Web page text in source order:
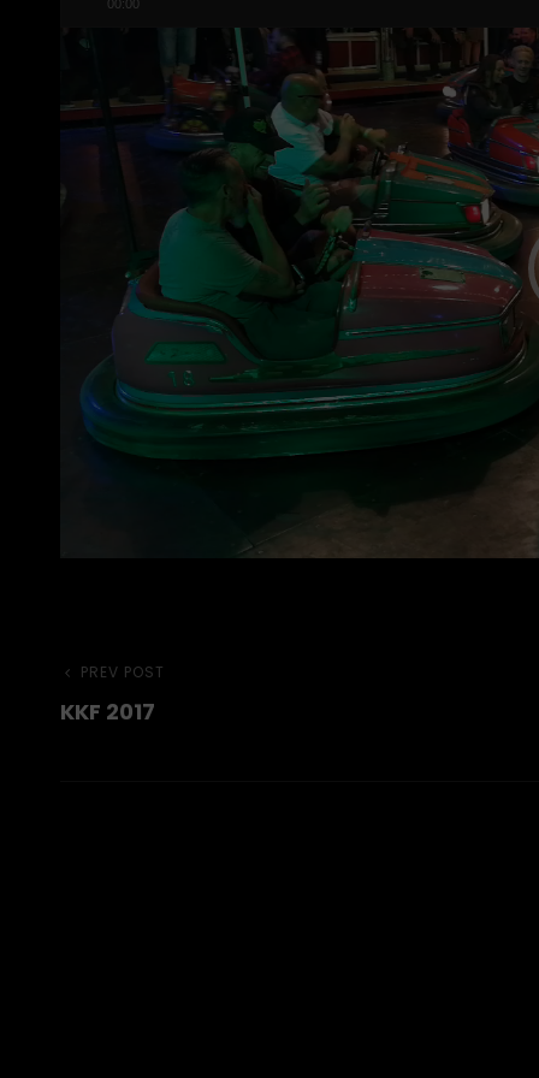
00:00
Beitragsnavigation
Previous
Post
PREV POST
KKF 2017